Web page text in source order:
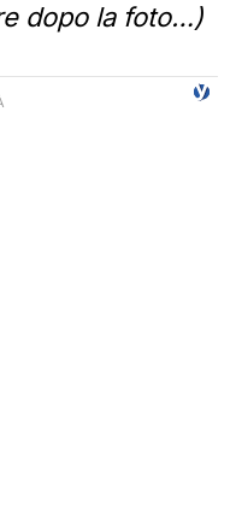
dopo la foto…)